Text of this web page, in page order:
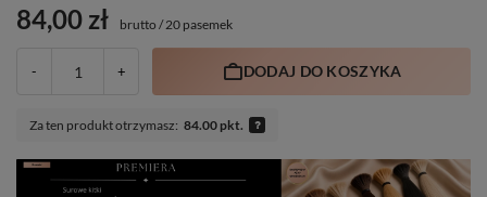
84,00 zł brutto /20 pasemek
- + DODAJ DO KOSZYKA
Za ten produkt otrzymasz: 84.00 pkt.